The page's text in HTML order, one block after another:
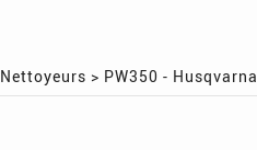
Nettoyeurs > PW350 - Husqvarna